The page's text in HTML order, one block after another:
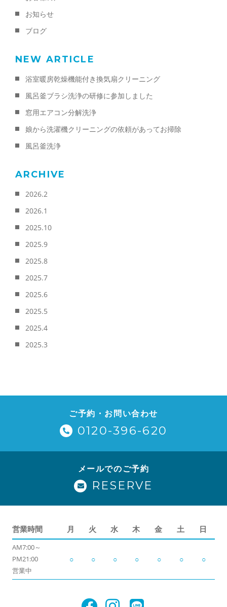
お知らせ
ブログ
NEW ARTICLE
浴室暖房乾燥機能付き換気扇クリーニング
風呂釜ブラシ洗浄の研修に参加しました
窓用エアコン分解洗浄
娘から洗濯機クリーニングの依頼があってお掃除
風呂釜洗浄
ARCHIVE
2026.2
2026.1
2025.10
2025.9
2025.8
2025.7
2025.6
2025.5
2025.4
2025.3
ご予約・お問い合わせ
0120-396-620
メールでのご予約
RESERVE
営業時間 月 火 水 木 金 土 日
AM7:00～
PM21:00
営業中
○ ○ ○ ○ ○ ○ ○